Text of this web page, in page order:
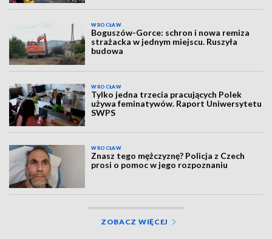
WROCŁAW
Boguszów-Gorce: schron i nowa remiza
strażacka w jednym miejscu. Ruszyła
budowa
WROCŁAW
Tylko jedna trzecia pracujących Polek
używa feminatywów. Raport Uniwersytetu
SWPS
WROCŁAW
Znasz tego mężczyznę? Policja z Czech
prosi o pomoc w jego rozpoznaniu
ZOBACZ WIĘCEJ